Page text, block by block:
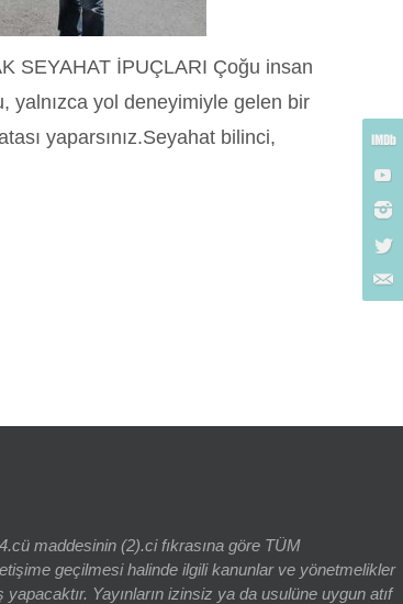
SEYAHAT İPUÇLARI Çoğu insan
yalnızca yol deneyimiyle gelen bir
yaparsınız.Seyahat bilinci,
maddesinin (2).ci fıkrasına göre TÜM
geçilmesi halinde ilgili kanunlar ve yönetmelikler
Yayınların izinsiz ya da usulüne uygun atıf